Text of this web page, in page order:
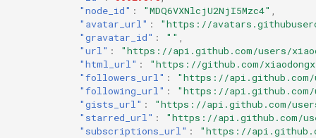
"node_id" : "MDQ6VXNlcjU2NjI5Mzc4"
"avatar_url" :
"https://
"gravatar_id" : ""
"url" :
"https://api.github.com/users/
"html_url" :
"https://github.com/
"followers_url" :
"https://api.github.com/
"following_url" :
"https://api.github.com/
"gists_url" :
"https://api.github.com/
"starred_url" :
"https://api.github.com/
"subscriptions_url" :
"https://